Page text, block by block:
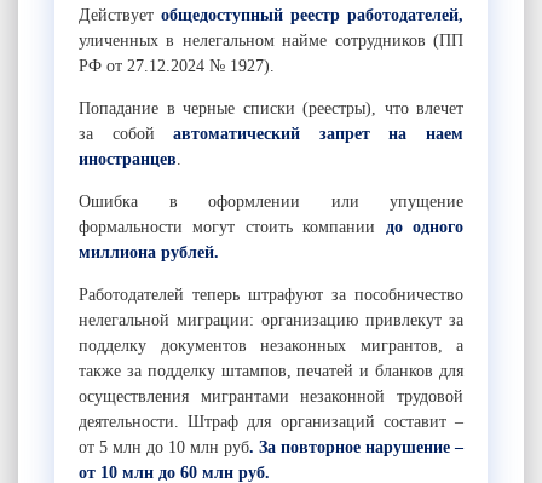
Действует общедоступный реестр работодателей,
уличенных в нелегальном найме сотрудников (ПП
РФ от 27.12.2024 № 1927).
Попадание в черные списки (реестры), что влечет
за собойавтоматический запрет на наем
иностранцев
Ошибка в оформлении или упущение
формальности могут стоить компании до одного
миллиона рублей.
Работодателей теперь штрафуют за пособничество
нелегальной миграции: организацию привлекут за
подделку документов незаконных мигрантов, а
также за подделку штампов, печатей и бланков для
осуществления мигрантами незаконной трудовой
деятельности. Штраф для организаций составит –
от 5 млн до 10 млн руб. За повторное нарушение –
от 10 млн до 60 млн руб.